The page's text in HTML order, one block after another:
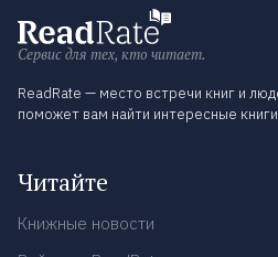
Сервис для тех, кто читает.
ReadRate — место встречи книг и
поможет вам найти интересные
Читайте
Книжные новости